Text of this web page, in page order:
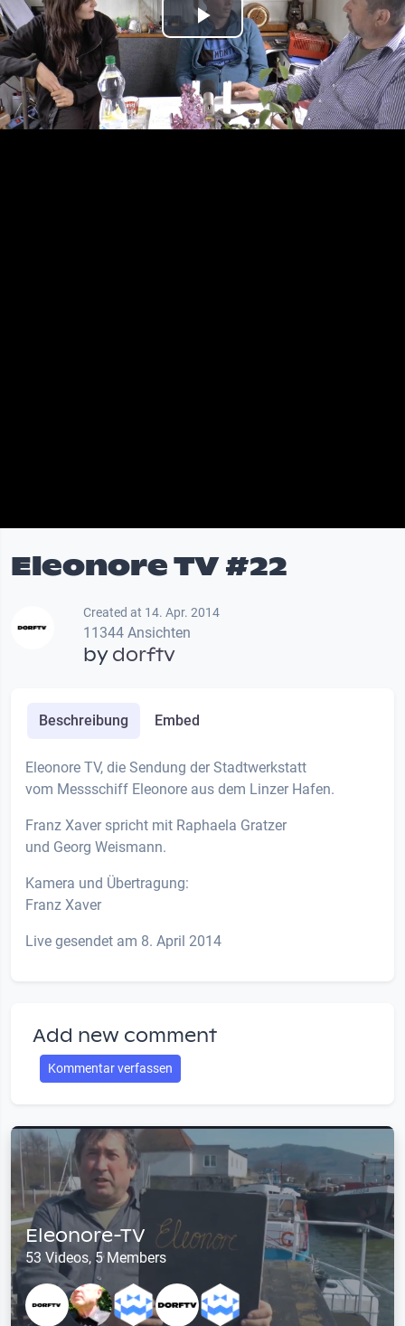
Play
Video
Eleonore TV #22
Created at 14. Apr. 2014
11344 Ansichten
bydorftv
Beschreibung Embed
Eleonore TV, die Sendung der Stadtwerkstatt
vom Messschiff Eleonore aus dem Linzer Hafen.
Franz Xaver spricht mit Raphaela Gratzer
und Georg Weismann.
Kamera und Übertragung:
Franz Xaver
Live gesendet am 8. April 2014
Add new comment
Kommentar verfassen
Eleonore-TV
53 Videos, 5 Members